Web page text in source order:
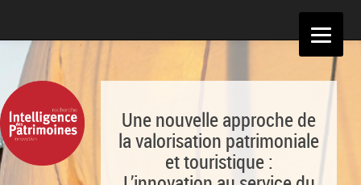
Aller
contenu
Une nouvelle approche de
la valorisation patrimoniale
et touristique :